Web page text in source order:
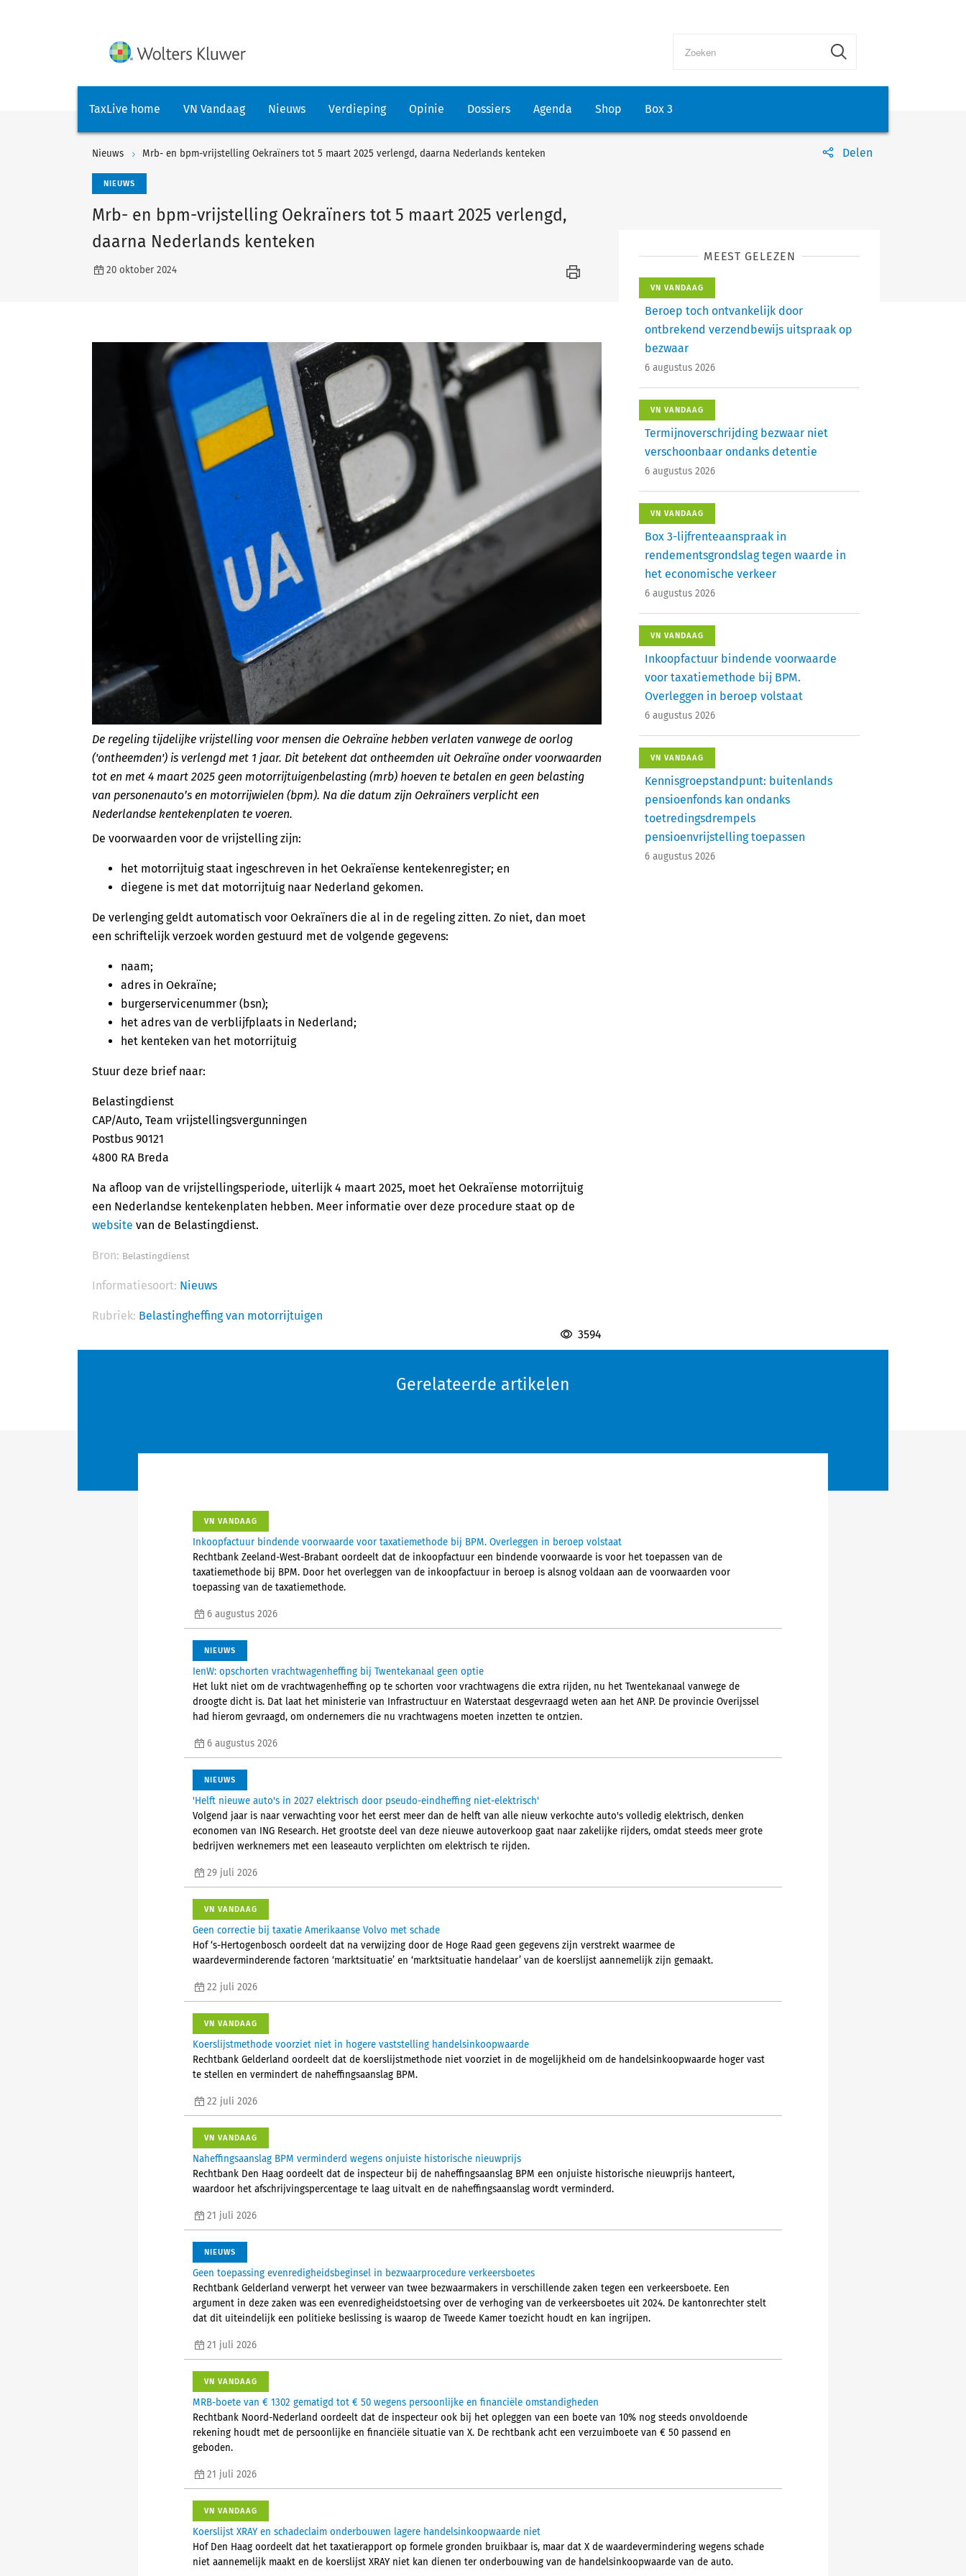
TaxLive home VN Vandaag Nieuws Verdieping Opinie Dossiers Agenda Shop Box 3
Nieuws Mrb- en bpm-vrijstelling Oekraïners tot 5 maart 2025 verlengd, daarna Nederlands kenteken Delen
NIEUWS
Mrb- en bpm-vrijstelling Oekraïners tot 5 maart 2025 verlengd,
daarna Nederlands kenteken
20 oktober 2024
De regeling tijdelijke vrijstelling voor mensen die Oekraïne hebben verlaten vanwege de oorlog
('ontheemden') is verlengd met 1 jaar. Dit betekent dat ontheemden uit Oekraïne onder voorwaarden
tot en met 4 maart 2025 geen motorrijtuigenbelasting (mrb) hoeven te betalen en geen belasting
van personenauto’s en motorrijwielen (bpm). Na die datum zijn Oekraïners verplicht een
Nederlandse kentekenplaten te voeren.
De voorwaarden voor de vrijstelling zijn:
het motorrijtuig staat ingeschreven in het Oekraïense kentekenregister; en
diegene is met dat motorrijtuig naar Nederland gekomen.
De verlenging geldt automatisch voor Oekraïners die al in de regeling zitten. Zo niet, dan moet
een schriftelijk verzoek worden gestuurd met de volgende gegevens:
naam;
adres in Oekraïne;
burgerservicenummer (bsn);
het adres van de verblijfplaats in Nederland;
het kenteken van het motorrijtuig
Stuur deze brief naar:
Belastingdienst
CAP/Auto, Team vrijstellingsvergunningen
Postbus 90121
4800 RA Breda
Na afloop van de vrijstellingsperiode, uiterlijk 4 maart 2025, moet het Oekraïense motorrijtuig
een Nederlandse kentekenplaten hebben. Meer informatie over deze procedure staat op de
website van de Belastingdienst.
Bron: Belastingdienst
Informatiesoort: Nieuws
Rubriek: Belastingheffing van motorrijtuigen
3594
MEEST GELEZEN
VN VANDAAG
Beroep toch ontvankelijk door
ontbrekend verzendbewijs uitspraak op
bezwaar
6 augustus 2026
VN VANDAAG
Termijnoverschrijding bezwaar niet
verschoonbaar ondanks detentie
6 augustus 2026
VN VANDAAG
Box 3-lijfrenteaanspraak in
rendementsgrondslag tegen waarde in
het economische verkeer
6 augustus 2026
VN VANDAAG
Inkoopfactuur bindende voorwaarde
voor taxatiemethode bij BPM.
Overleggen in beroep volstaat
6 augustus 2026
VN VANDAAG
Kennisgroepstandpunt: buitenlands
pensioenfonds kan ondanks
toetredingsdrempels
pensioenvrijstelling toepassen
6 augustus 2026
Gerelateerde artikelen
VN VANDAAG
Inkoopfactuur bindende voorwaarde voor taxatiemethode bij BPM. Overleggen in beroep volstaat
Rechtbank Zeeland-West-Brabant oordeelt dat de inkoopfactuur een bindende voorwaarde is voor het toepassen van de
taxatiemethode bij BPM. Door het overleggen van de inkoopfactuur in beroep is alsnog voldaan aan de voorwaarden voor
toepassing van de taxatiemethode.
6 augustus 2026
NIEUWS
IenW: opschorten vrachtwagenheffing bij Twentekanaal geen optie
Het lukt niet om de vrachtwagenheffing op te schorten voor vrachtwagens die extra rijden, nu het Twentekanaal vanwege de
droogte dicht is. Dat laat het ministerie van Infrastructuur en Waterstaat desgevraagd weten aan het ANP. De provincie Overijssel
had hierom gevraagd, om ondernemers die nu vrachtwagens moeten inzetten te ontzien.
6 augustus 2026
NIEUWS
'Helft nieuwe auto's in 2027 elektrisch door pseudo-eindheffing niet-elektrisch'
Volgend jaar is naar verwachting voor het eerst meer dan de helft van alle nieuw verkochte auto's volledig elektrisch, denken
economen van ING Research. Het grootste deel van deze nieuwe autoverkoop gaat naar zakelijke rijders, omdat steeds meer grote
bedrijven werknemers met een leaseauto verplichten om elektrisch te rijden.
29 juli 2026
VN VANDAAG
Geen correctie bij taxatie Amerikaanse Volvo met schade
Hof ‘s-Hertogenbosch oordeelt dat na verwijzing door de Hoge Raad geen gegevens zijn verstrekt waarmee de
waardeverminderende factoren ‘marktsituatie’ en ‘marktsituatie handelaar’ van de koerslijst aannemelijk zijn gemaakt.
22 juli 2026
VN VANDAAG
Koerslijstmethode voorziet niet in hogere vaststelling handelsinkoopwaarde
Rechtbank Gelderland oordeelt dat de koerslijstmethode niet voorziet in de mogelijkheid om de handelsinkoopwaarde hoger vast
te stellen en vermindert de naheffingsaanslag BPM.
22 juli 2026
VN VANDAAG
Naheffingsaanslag BPM verminderd wegens onjuiste historische nieuwprijs
Rechtbank Den Haag oordeelt dat de inspecteur bij de naheffingsaanslag BPM een onjuiste historische nieuwprijs hanteert,
waardoor het afschrijvingspercentage te laag uitvalt en de naheffingsaanslag wordt verminderd.
21 juli 2026
NIEUWS
Geen toepassing evenredigheidsbeginsel in bezwaarprocedure verkeersboetes
Rechtbank Gelderland verwerpt het verweer van twee bezwaarmakers in verschillende zaken tegen een verkeersboete. Een
argument in deze zaken was een evenredigheidstoetsing over de verhoging van de verkeersboetes uit 2024. De kantonrechter stelt
dat dit uiteindelijk een politieke beslissing is waarop de Tweede Kamer toezicht houdt en kan ingrijpen.
21 juli 2026
VN VANDAAG
MRB-boete van € 1302 gematigd tot € 50 wegens persoonlijke en financiële omstandigheden
Rechtbank Noord-Nederland oordeelt dat de inspecteur ook bij het opleggen van een boete van 10% nog steeds onvoldoende
rekening houdt met de persoonlijke en financiële situatie van X. De rechtbank acht een verzuimboete van € 50 passend en
geboden.
21 juli 2026
VN VANDAAG
Koerslijst XRAY en schadeclaim onderbouwen lagere handelsinkoopwaarde niet
Hof Den Haag oordeelt dat het taxatierapport op formele gronden bruikbaar is, maar dat X de waardevermindering wegens schade
niet aannemelijk maakt en de koerslijst XRAY niet kan dienen ter onderbouwing van de handelsinkoopwaarde van de auto.